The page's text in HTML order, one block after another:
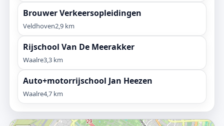
Brouwer Verkeersopleidingen
Veldhoven2,9 km
Rijschool Van De Meerakker
Waalre3,3 km
Auto+motorrijschool Jan Heezen
Waalre4,7 km